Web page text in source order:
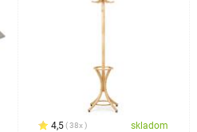
4,5 38x skladom